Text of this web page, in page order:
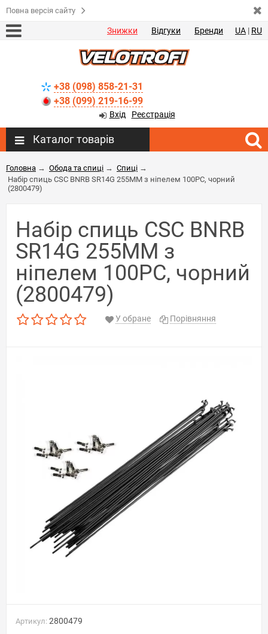
Повна версія сайту
Знижки Відгуки Бренди UA | RU
+38 (098) 858-21-31
+38 (099) 219-16-99
Вхід Реєстрація
Каталог товарів
Головна → Обода та спиці → Спиці →
Набір спиць CSC BNRB SR14G 255MM з ніпелем 100PC, чорний
(2800479)
Набір спиць CSC BNRB
SR14G 255MM з
ніпелем 100PC, чорний
(2800479)
У обране Порівняння
Артикул: 2800479